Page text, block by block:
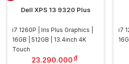
Màn hình
Kích thước:
13.3 inch
Độ phân giải:
Full HD (1920
Dell XPS 13 9320 Plus
i7 1260P | Iris Plus Graphics |
16GB | 512GB | 13.4inch 4K
Touch
23.290.000 đ
i7